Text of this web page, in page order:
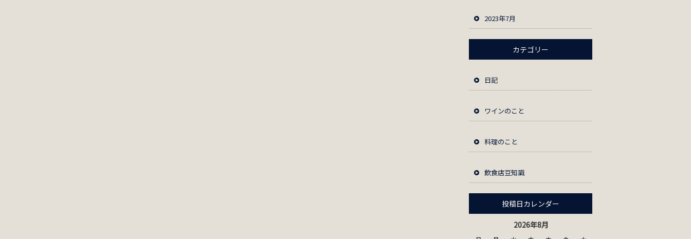
2023年7月
カテゴリー
日記
ワインのこと
料理のこと
飲食店豆知識
投稿日カレンダー
2026年8月